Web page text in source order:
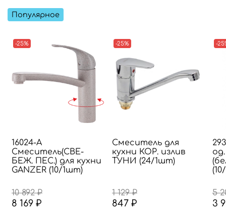
Популярное
-25%
16024-A
Смеситель(СВЕ-
БЕЖ. ПЕС.) для кухни
GANZER (10/1шт)
10 892 ₽
8 169 ₽
-25%
Смеситель для
кухни КОР. излив
ТУНИ (24/1шт)
1 129 ₽
847 ₽
-
5
3